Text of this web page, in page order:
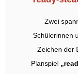
Zwei
Schülerinnen
Zeichen der
Planspiel